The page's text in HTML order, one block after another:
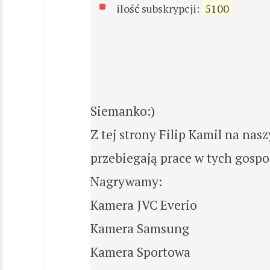
ilość subskrypcji: 5100
Siemanko:)
Z tej strony Filip Kamil na
przebiegają prace w tych
Nagrywamy:
Kamera JVC Everio
Kamera Samsung
Kamera Sportowa